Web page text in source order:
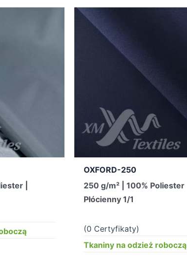
|
OXFORD-250
250 g/m² | 100% Poliester |
Płócienny 1/1
(0 Certyfikaty)
Tkaniny na odzież roboczą